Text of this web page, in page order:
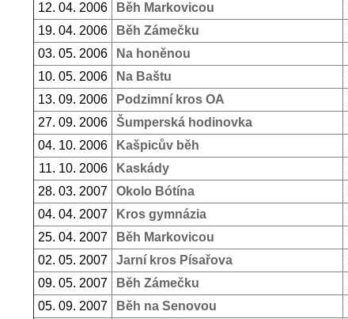
12. 04. 2006
Běh Markovicou
19. 04. 2006
Běh Zámečku
03. 05. 2006
Na honěnou
10. 05. 2006
Na Baštu
13. 09. 2006
Podzimní kros OA
27. 09. 2006
Šumperská hodinovka
04. 10. 2006
Kašpicův běh
11. 10. 2006
Kaskády
28. 03. 2007
Okolo Bótína
04. 04. 2007
Kros gymnázia
25. 04. 2007
Běh Markovicou
02. 05. 2007
Jarní kros Písařova
09. 05. 2007
Běh Zámečku
05. 09. 2007
Běh na Senovou